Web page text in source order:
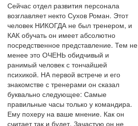
Сейчас отдел развития персонала
возглавляет некто Сухов Роман. Этот
человек НИКОГДА не был тренером, и
КАК обучать он имеет абсолютно
посредственное представление. Тем не
менее это ОЧЕНЬ обидчивый и
ранимый человек с тончайшей
психикой. НА первой встрече и его
знакомстве с тренерами он сказал
буквально следующее: Самые
правильные часы только у командира.
Ему похеру на ваше мнение. Как он
считает так и будет. Зачастую он не